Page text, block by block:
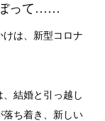
ぼって……
は、新型コロナ
結婚と引っ越し
落ち着き、新しい